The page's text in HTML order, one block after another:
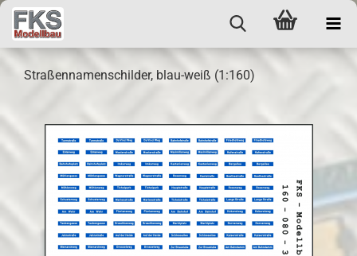
Straßennamenschilder, blau-weiß (1:160)